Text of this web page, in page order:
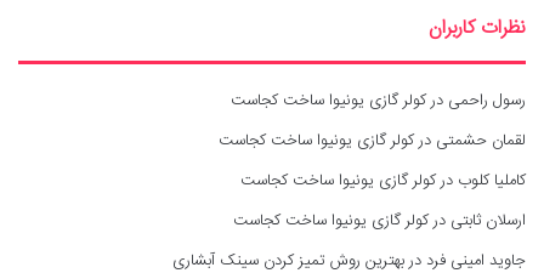
نظرات کاربران
رسول راحمی درکولر گازی یونیوا ساخت کجاست
لقمان حشمتی درکولر گازی یونیوا ساخت کجاست
کاملیا کلوب درکولر گازی یونیوا ساخت کجاست
ارسلان ثابتی درکولر گازی یونیوا ساخت کجاست
جاوید امینی فرد دربهترین روش تمیز کردن سینک آبشاری